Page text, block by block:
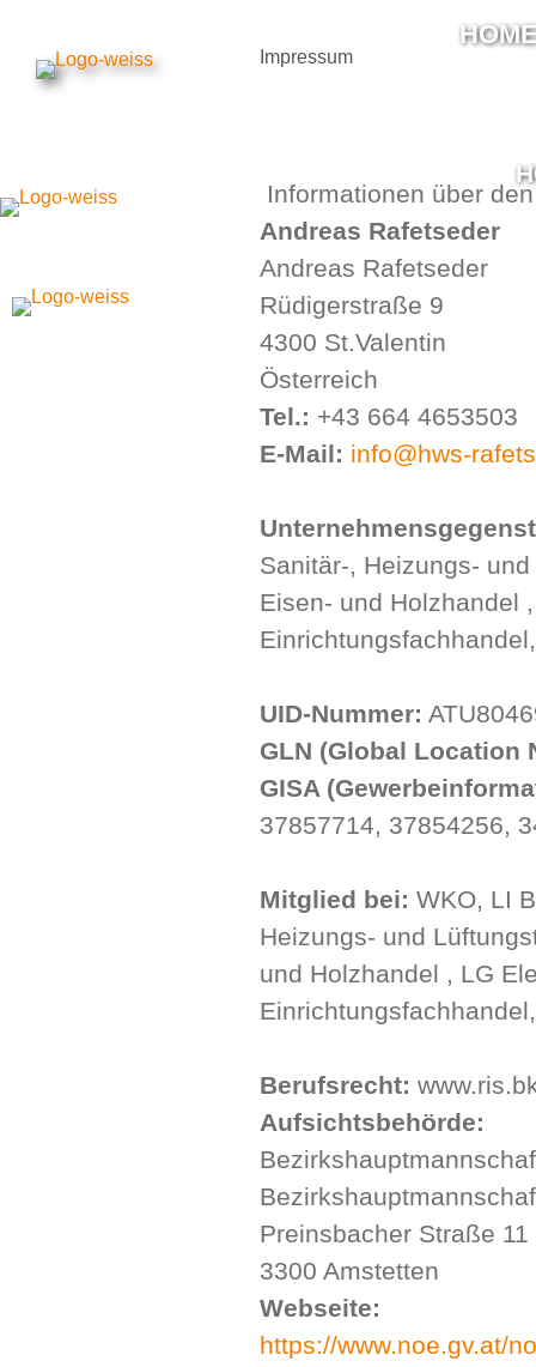
Impressum
Informationen über
Andreas Rafetseder
Andreas Rafetseder
Rüdigerstraße 9
4300 St.Valentin
Österreich
Tel.: +43 664 4653503
E-Mail: info@hws-
Sanitär-, Heizungs-
Eisen- und Holzhandel
UID-Nummer:
GLN (Global Location
GISA
37857714, 37854256,
Mitglied bei: WKO, LI
Heizungs- und
und Holzhandel , LG
Berufsrecht:
Aufsichtsbehörde:
Preinsbacher Straße 11
3300 Amstetten
Webseite:
https://www.noe.gv.at/